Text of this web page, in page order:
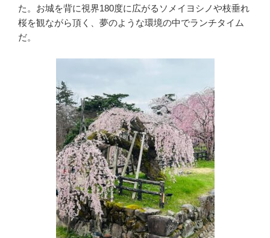
た。お城を背に視界180度に広がるソメイヨシノや枝垂れ
桜を観ながら頂く、夢のような環境の中でランチタイム
だ。